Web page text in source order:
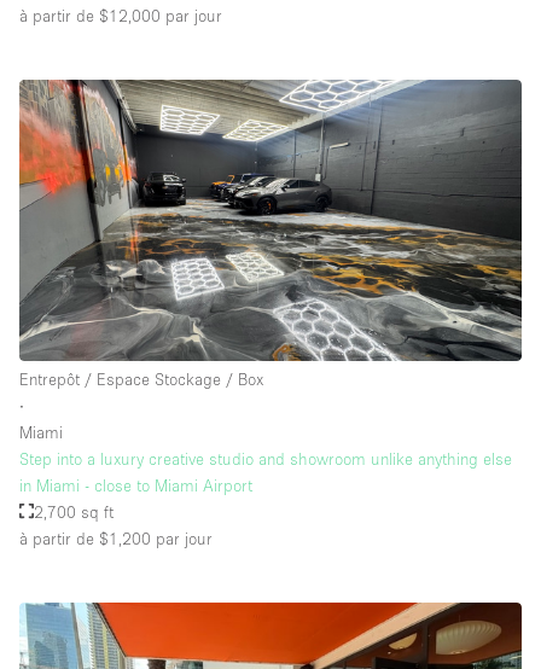
à partir de $12,000 par jour
Entrepôt / Espace Stockage / Box
∙
Miami
Step into a luxury creative studio and showroom unlike anything else
in Miami - close to Miami Airport
2,700 sq ft
à partir de $1,200 par jour